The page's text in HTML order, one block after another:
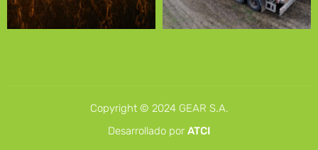
Copyright © 2024 GEAR S.A.
Desarrollado por ATCI